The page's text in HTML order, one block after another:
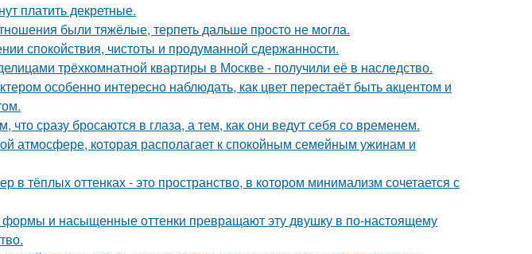
платить декретные.
были тяжёлые, терпеть дальше просто не могла.
спокойствия, чистоты и продуманной сдержанности.
трёхкомнатной квартиры в Москве - получили её в наследство.
особенно интересно наблюдать, как цвет перестаёт быть акцентом и
что сразу бросаются в глаза, а тем, как они ведут себя со временем.
атмосфере, которая располагает к спокойным семейным ужинам и
тёплых оттенках - это пространство, в котором минимализм сочетается с
и насыщенные оттенки превращают эту двушку в по-настоящему